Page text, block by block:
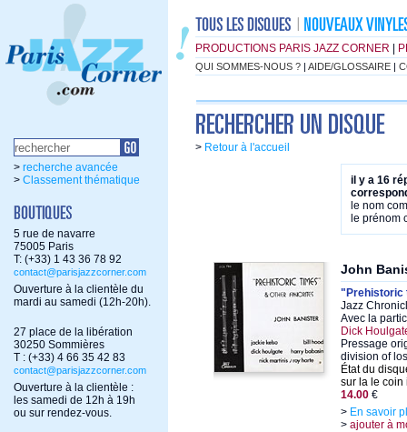
PRODUCTIONS PARIS JAZZ CORNER
QUI SOMMES-NOUS ? | AIDE/GLOSSAIRE |
> recherche avancée
> Classement thématique
5 rue de navarre
75005 Paris
T: (+33) 1 43 36 78 92
contact@parisjazzcorner.com
Ouverture à la clientèle du
mardi au samedi (12h-20h).
27 place de la libération
30250 Sommières
T : (+33) 4 66 35 42 83
contact@parisjazzcorner.com
Ouverture à la clientèle :
les samedi de 12h à 19h
ou sur rendez-vous.
> Retour à l'accueil
il y a 16
le nom
le prénom
John
"Prehistoric
Jazz
Avec la
Dick
Pressage
division of
État du
sur la le coin
14.00 €
> En savoir
> ajouter à